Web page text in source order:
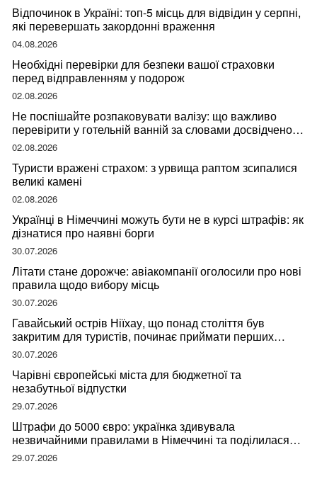
Відпочинок в Україні: топ-5 місць для відвідин у серпні,
які перевершать закордонні враження
04.08.2026
Необхідні перевірки для безпеки вашої страховки
перед відправленням у подорож
02.08.2026
Не поспішайте розпаковувати валізу: що важливо
перевірити у готельній ванній за словами досвідченої
мандрівниці
02.08.2026
Туристи вражені страхом: з урвища раптом зсипалися
великі камені
02.08.2026
Українці в Німеччині можуть бути не в курсі штрафів: як
дізнатися про наявні борги
30.07.2026
Літати стане дорожче: авіакомпанії оголосили про нові
правила щодо вибору місць
30.07.2026
Гавайський острів Ніїхау, що понад століття був
закритим для туристів, починає приймати перших
відвідувачів
30.07.2026
Чарівні європейські міста для бюджетної та
незабутньої відпустки
29.07.2026
Штрафи до 5000 євро: українка здивувала
незвичайними правилами в Німеччині та поділилася
правдою
29.07.2026